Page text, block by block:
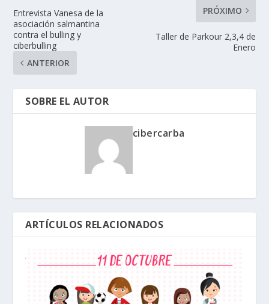
Entrevista Vanesa de la
asociación salmantina
contra el bulling y
ciberbulling
ANTERIOR
PRÓXIMO
Taller de Parkour 2,3,4 de
Enero
SOBRE EL AUTOR
cibercarba
ARTÍCULOS RELACIONADOS